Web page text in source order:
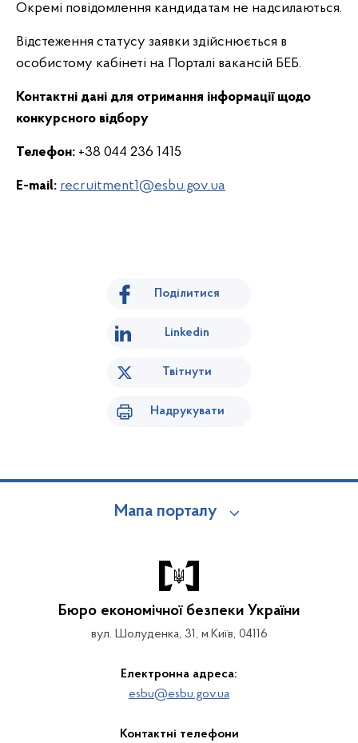
Окремі повідомлення кандидатам не надсилаються.
Відстеження статусу заявки здійснюється в
особистому кабінеті на Порталі вакансій БЕБ.
Контактні дані для отримання інформації щодо
конкурсного відбору
Телефон: +38 044 236 1415
E-mail: recruitment1@esbu.gov.ua
Поділитися
Linkedin
Твітнути
Надрукувати
Мапа порталу
Бюро економічної безпеки України
вул. Шолуденка, 31, м.Київ, 04116
Електронна адреса:
esbu@esbu.gov.ua
Контактні телефони